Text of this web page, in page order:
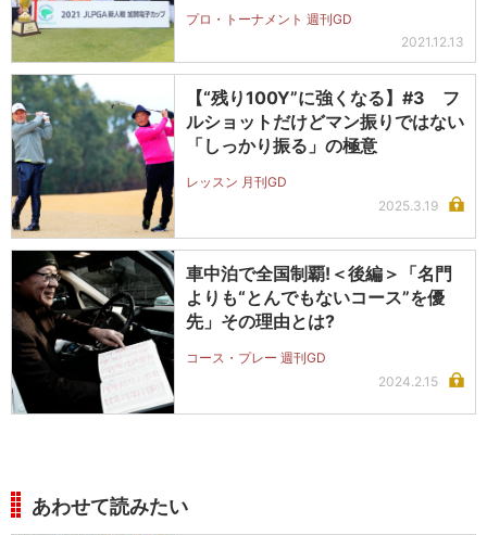
プロ・トーナメント 週刊GD
2021.12.13
【“残り100Y”に強くなる】#3 フ
ルショットだけどマン振りではない
「しっかり振る」の極意
レッスン 月刊GD
2025.3.19
車中泊で全国制覇!＜後編＞「名門
よりも“とんでもないコース”を優
先」その理由とは?
コース・プレー 週刊GD
2024.2.15
あわせて読みたい